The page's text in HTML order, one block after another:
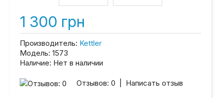
1 300 грн
Производитель: Kettler
Модель: 1573
Наличие: Нет в наличии
Отзывов: 0 Написать отзыв